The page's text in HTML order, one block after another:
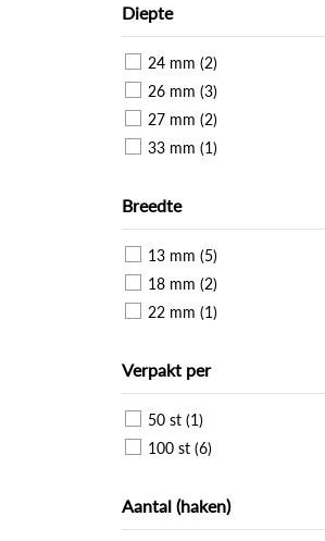
Diepte
24 mm (2)
26 mm (3)
27 mm (2)
33 mm (1)
Breedte
13 mm (5)
18 mm (2)
22 mm (1)
Verpakt per
50 st (1)
100 st (6)
Aantal (haken)